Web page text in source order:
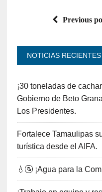
Previous
NOTICIAS RECIENTES
¡30 toneladas de
Gobierno de Beto
Los Presidentes.
Fortalece Tamaulipas
turística desde el AIFA.
💧🚰 ¡Agua para la